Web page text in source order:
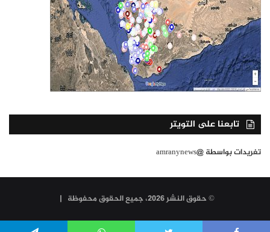
تابعنا على التويتر
تغريدات بواسطة @amranynews
© حقوق النشر 2026، جميع الحقوق محفوظة |